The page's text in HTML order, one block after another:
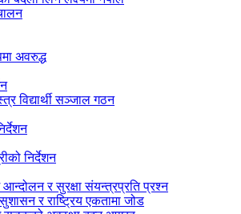
अवरुद्ध
विद्यार्थी सञ्जाल गठन
निर्देशन
र सुरक्षा संयन्त्रप्रति प्रश्न
र राष्ट्रिय एकतामा जोड